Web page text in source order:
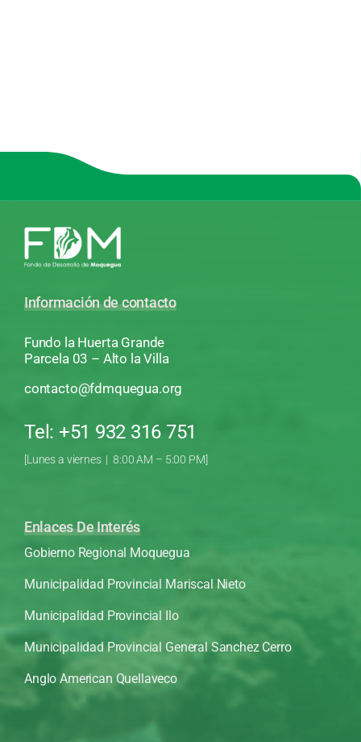
Información de contacto
Fundo la Huerta Grande
Parcela 03 – Alto la Villa
contacto@fdmquegua.org
Tel: +51 932 316 751
[Lunes a viernes | 8:00 AM – 5:00 PM]
Enlaces De Interés
Gobierno Regional Moquegua
Municipalidad Provincial Mariscal Nieto
Municipalidad Provincial Ilo
Municipalidad Provincial General Sanchez Cerro
Anglo American Quellaveco